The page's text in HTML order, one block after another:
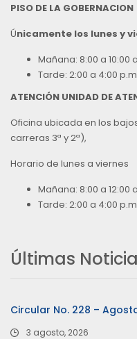
PISO DE LA GOBERNACION
Únicamente los lunes y
Mañana: 8:00 a 10:00
Tarde: 2:00 a 4:00 p.m
ATENCIÓN UNIDAD DE
Oficina ubicada en los
carreras 3ª y 2ª),
Horario de lunes a viernes
Mañana: 8:00 a 12:00
Tarde: 2:00 a 4:00 p.m
Últimas
Circular No. 228 –
3 agosto, 2026